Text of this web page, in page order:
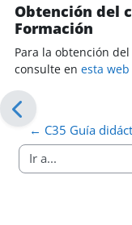
Obtención del
Formación
Para la obtención
consulte en esta web
← C35 Guía
Ir a...